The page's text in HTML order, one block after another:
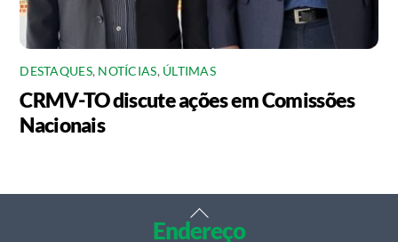
DESTAQUES, NOTÍCIAS, ÚLTIMAS
CRMV-TO discute ações em Comissões
Nacionais
Back
To
Endereço